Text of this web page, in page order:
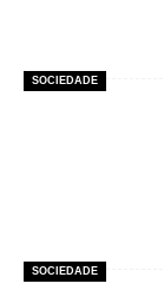
SOCIEDADE
SOCIEDADE